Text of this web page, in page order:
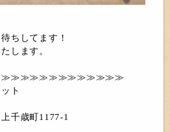
ちしてます！
します。
ト
千歳町1177-1